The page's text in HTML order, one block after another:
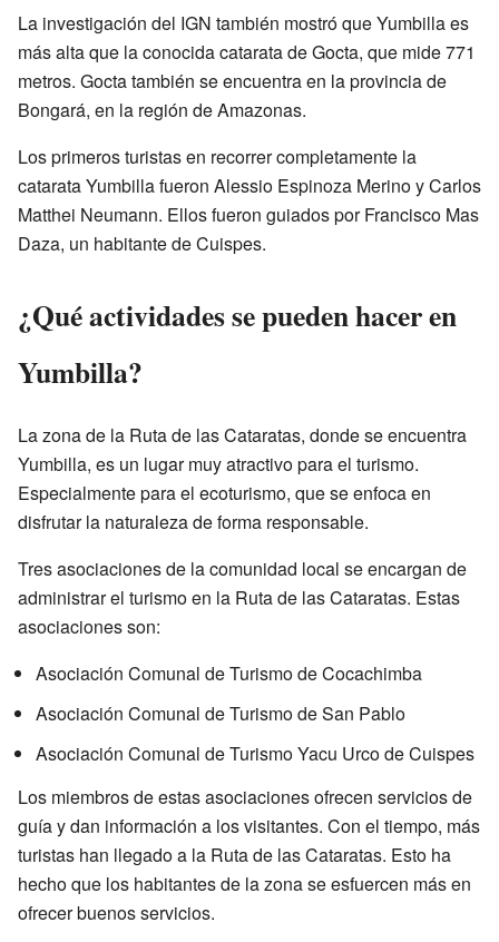
La investigación del IGN también mostró que Yumbilla es
más alta que la conocida catarata de Gocta, que mide 771
metros. Gocta también se encuentra en la provincia de
Bongará, en la región de Amazonas.
Los primeros turistas en recorrer completamente la
catarata Yumbilla fueron Alessio Espinoza Merino y Carlos
Matthei Neumann. Ellos fueron guiados por Francisco Mas
Daza, un habitante de Cuispes.
¿Qué actividades se pueden hacer en
Yumbilla?
La zona de la Ruta de las Cataratas, donde se encuentra
Yumbilla, es un lugar muy atractivo para el turismo.
Especialmente para el ecoturismo, que se enfoca en
disfrutar la naturaleza de forma responsable.
Tres asociaciones de la comunidad local se encargan de
administrar el turismo en la Ruta de las Cataratas. Estas
asociaciones son:
Asociación Comunal de Turismo de Cocachimba
Asociación Comunal de Turismo de San Pablo
Asociación Comunal de Turismo Yacu Urco de Cuispes
Los miembros de estas asociaciones ofrecen servicios de
guía y dan información a los visitantes. Con el tiempo, más
turistas han llegado a la Ruta de las Cataratas. Esto ha
hecho que los habitantes de la zona se esfuercen más en
ofrecer buenos servicios.